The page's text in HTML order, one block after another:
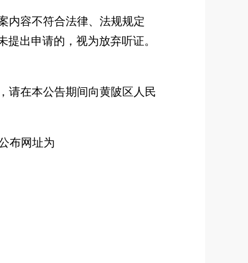
内容不符合法律、法规规定
出申请的，视为放弃听证。
请在本公告期间向黄陂区人民
布网址为